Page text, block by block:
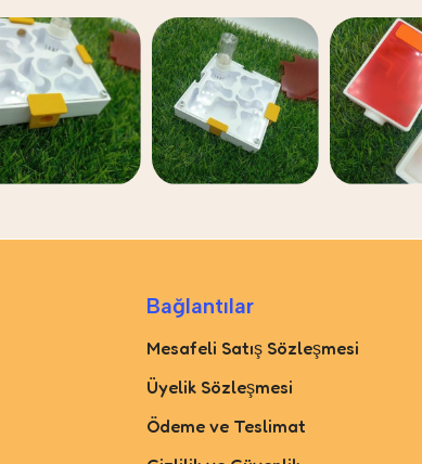
Bağlantılar
Mesafeli Satış Sözleşmesi
Üyelik Sözleşmesi
Ödeme ve Teslimat